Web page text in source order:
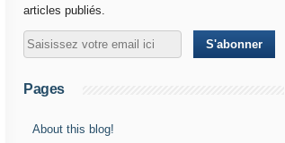
articles publiés.
Pages
About this blog!